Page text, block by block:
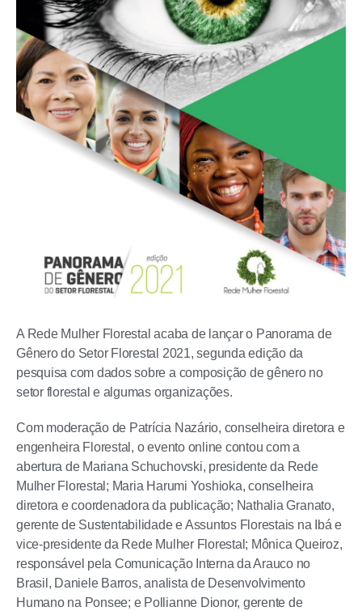
A Rede Mulher Florestal acaba de lançar o Panorama de
Gênero do Setor Florestal 2021, segunda edição da
pesquisa com dados sobre a composição de gênero no
setor florestal e algumas organizações.
Com moderação de Patrícia Nazário, conselheira diretora e
engenheira Florestal, o evento online contou com a
abertura de Mariana Schuchovski, presidente da Rede
Mulher Florestal; Maria Harumi Yoshioka, conselheira
diretora e coordenadora da publicação; Nathalia Granato,
gerente de Sustentabilidade e Assuntos Florestais na Ibá e
vice-presidente da Rede Mulher Florestal; Mônica Queiroz,
responsável pela Comunicação Interna da Arauco no
Brasil, Daniele Barros, analista de Desenvolvimento
Humano na Ponsee; e Pollianne Dionor, gerente de